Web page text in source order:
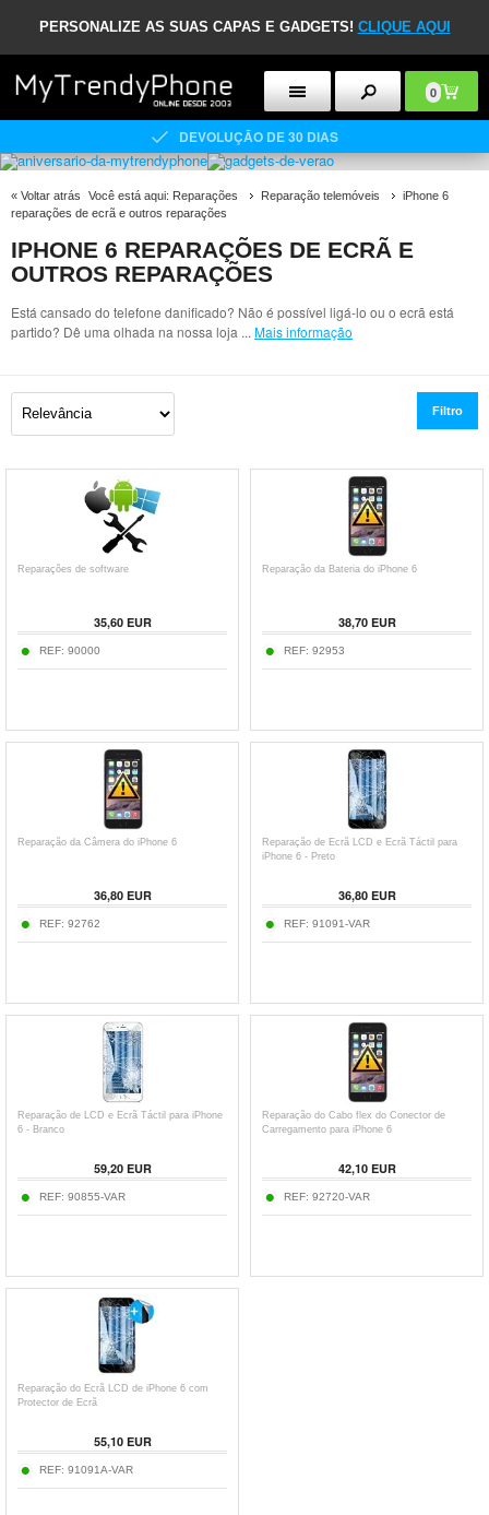
PERSONALIZE AS SUAS CAPAS E GADGETS! CLIQUE AQUI
0
DEVOLUÇÃO DE 30 DIAS
« Voltar atrás Você está aqui: Reparações Reparação telemóveis
iPhone 6
reparações de ecrã e outros reparações
IPHONE 6 REPARAÇÕES DE ECRÃ E
OUTROS REPARAÇÕES
Está cansado do telefone danificado? Não é possível ligá-lo ou o ecrã está
partido? Dê uma olhada na nossa loja ... Mais informação
Filtro
Reparações de software
35,60 EUR
REF: 90000
Reparação da Bateria do iPhone 6
38,70 EUR
REF: 92953
Reparação da Câmera do iPhone 6
36,80 EUR
REF: 92762
Reparação de Ecrã LCD e Ecrã Táctil para
iPhone 6 - Preto
36,80 EUR
REF: 91091-VAR
Reparação de LCD e Ecrã Táctil para iPhone
6 - Branco
59,20 EUR
REF: 90855-VAR
Reparação do Cabo flex do Conector de
Carregamento para iPhone 6
42,10 EUR
REF: 92720-VAR
Reparação do Ecrã LCD de iPhone 6 com
Protector de Ecrã
55,10 EUR
REF: 91091A-VAR